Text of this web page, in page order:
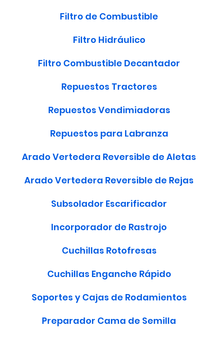
Filtro de Combustible
Filtro Hidráulico
Filtro Combustible Decantador
Repuestos Tractores
Repuestos Vendimiadoras
Repuestos para Labranza
Arado Vertedera Reversible de Aletas
Arado Vertedera Reversible de Rejas
Subsolador Escarificador
Incorporador de Rastrojo
Cuchillas Rotofresas
Cuchillas Enganche Rápido
Soportes y Cajas de Rodamientos
Preparador Cama de Semilla